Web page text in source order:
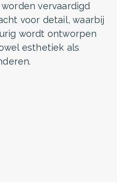
vervaardigd
voor detail, waarbij
wordt ontworpen
esthetiek als